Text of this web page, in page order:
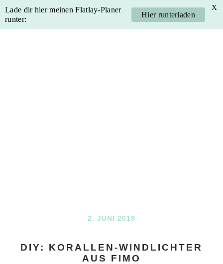
Skip
Skip
Skip
Skip
2. JUNI 2019
DIY: KORALLEN-WINDLICHTER
AUS FIMO
Lade dir hier meinen Flatlay-Planer
runter:
Hier runterladen
X